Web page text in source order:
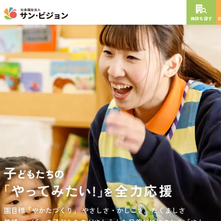
施設を探す
負担の少ない介護、ふれあいを大切にする介護、笑顔が溢れている
園目標「やかたづくり」やさしさ・かしこさ。たくましさ
サンサン・スクール東山公園では、小学生の児童が放課後安心して
NEW OPEN
年
特別養護老人ホーム
短期入所生活介護
通所介護
居宅介護支援
グレイスフル砧公園
東京都世田谷区大蔵 3丁目4番12号